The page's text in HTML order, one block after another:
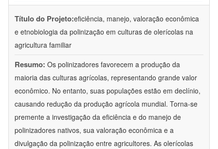
Título do Projeto:eficiência, manejo, valoração econômica
e etnobiologia da polinização em culturas de olerícolas na
agricultura familiar
Resumo: Os polinizadores favorecem a produção da
maioria das culturas agrícolas, representando grande valor
econômico. No entanto, suas populações estão em declínio,
causando redução da produção agrícola mundial. Torna-se
premente a investigação da eficiência e do manejo de
polinizadores nativos, sua valoração econômica e a
divulgação da polinização entre agricultores. As olerícolas